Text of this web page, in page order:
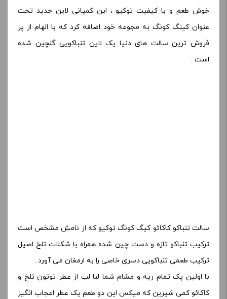
خوش طعم و با کیفیت توکیو ، این کمپانی لاین جدید تحت
عنوان کینگ کونگ به مجوعه خود اضافه کرد که با الهام از پر
فروش ترین سالت های دنیا یک لاین تنباکویی گلچین شده
است .
سالت تنباکو کاکائو کیگ کونگ توکیو که از نامش مشخص است
ترکیب تنباکو تازه و دست چین شده همراه با شکلات تلخ اصیل
ترکیب طعمی تنباکویی دسری خاصی را به ارمغان می آورد .
با اولین پک تمام ریه و مشام شما لبا لب از عطر توتون تلخ و
کاکائو کمی شیرین که میکس این دو طعم یک عطر اعجاب انگیز